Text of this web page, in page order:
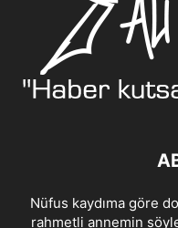
Nüfus kaydıma göre
rahmetli annemin